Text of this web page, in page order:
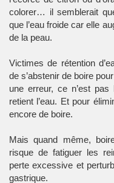
colorer… il semblerait
que l’eau froide car elle
de la peau.
Victimes de rétention
de s’abstenir de boire
une erreur, ce n’est
retient l’eau. Et pour
encore de boire.
Mais quand même,
risque de fatiguer les
perte excessive et
gastrique.